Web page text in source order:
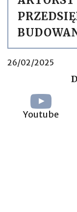
26/02/2025
Youtube